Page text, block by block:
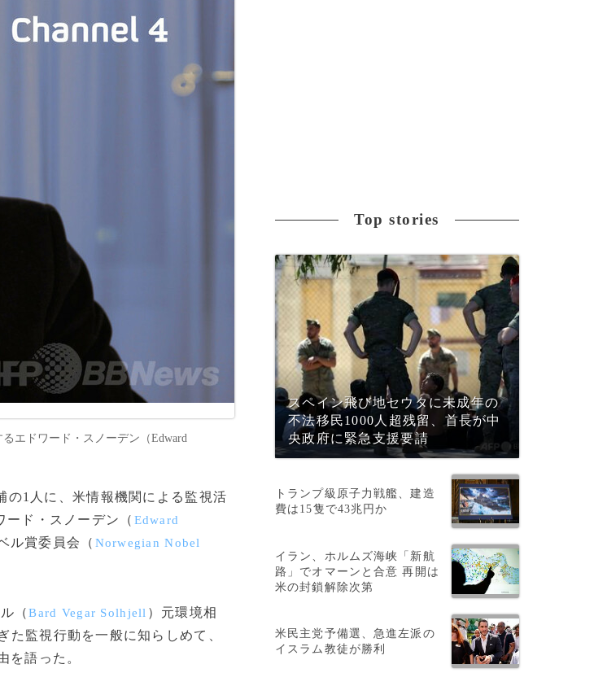
エドワード・スノーデン（Edward
の1人に、米情報機関による監視活
ード・スノーデン（ Edward
ル賞委員会（ Norwegian Nobel
（Bard Vegar Solhjell ）元環境相
監視行動を一般に知らしめて、
を語った。
Top stories
スペイン飛び地セウタに未成年の
不法移民1000人超残留、首長が中
央政府に緊急支援要請
トランプ級原子力戦艦、建造
費は15隻で43兆円か
イラン、ホルムズ海峡「新航
路」でオマーンと合意 再開は
米の封鎖解除次第
米民主党予備選、急進左派の
イスラム教徒が勝利